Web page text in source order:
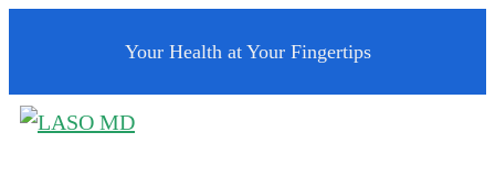
Your Health at Your Fingertips